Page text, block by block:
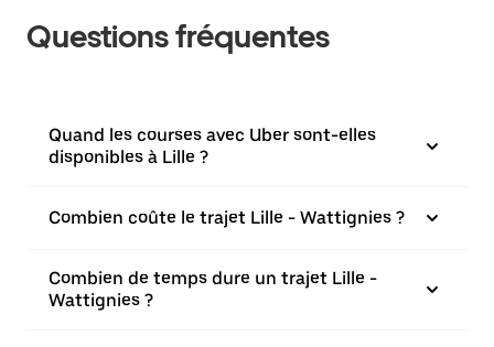
Questions fréquentes
Quand les courses avec Uber sont-elles
disponibles à Lille ?
Combien coûte le trajet Lille - Wattignies ?
Combien de temps dure un trajet Lille -
Wattignies ?